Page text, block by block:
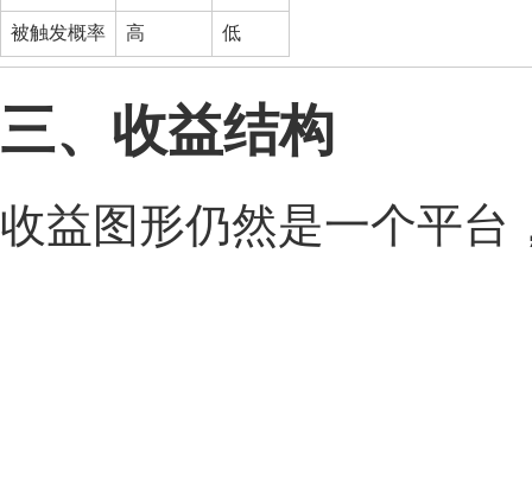
被触发概率 高 低
三、收益结构
收益图形仍然是一个平台